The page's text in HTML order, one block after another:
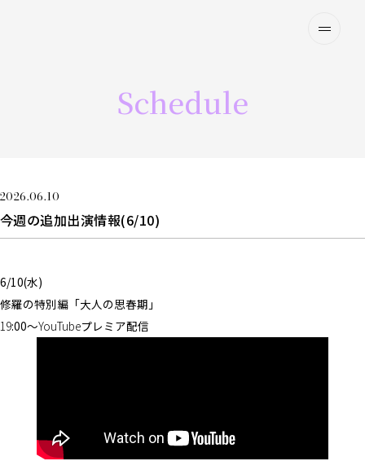
Schedule
2026.06.10
今週の追加出演情報(6/10)
6/10(水)
修羅の特別編「大人の思春期」
19:00〜YouTubeプレミア配信